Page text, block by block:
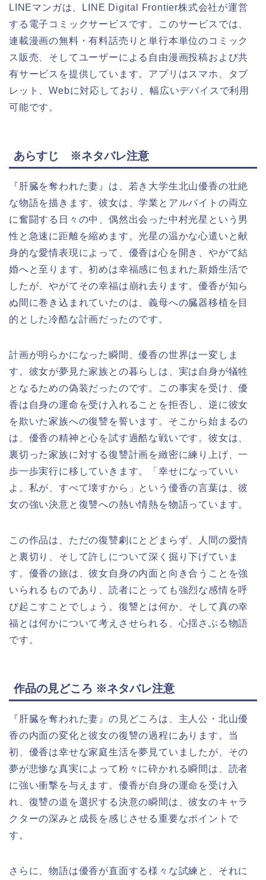
LINEマンガは、LINE Digital Frontier株式会社が運営
する電子コミックサービスです。このサービスでは、
連載漫画の無料・有料話売りと単行本単位のコミック
ス販売、そしてユーザーによる自由漫画投稿および共
有サービスを提供しています。アプリはスマホ、タブ
レット、Webに対応しており、幅広いデバイスで利用
可能です​​。
あらすじ ※ネタバレ注意
『肝臓を奪われた妻』は、若き大学生北山優香の壮絶
な物語を描きます。彼女は、学業とアルバイトの両立
に奮闘する日々の中、偶然出会った中村光星という男
性と急速に距離を縮めます。光星の温かな心遣いと献
身的な愛情表現によって、優香は心を開き、やがて結
婚へと至ります。初めは幸福感に包まれた新婚生活で
したが、やがてその幸福は崩れ去ります。優香が知ら
ぬ間に巻き込まれていたのは、義母への臓器移植を目
的とした冷酷な計画だったのです。
計画が明らかになった瞬間、優香の世界は一変しま
す。彼女が夢見た家族との暮らしは、実は自身が犠牲
となるための偽装だったのです。この事実を受け、優
香は自身の運命を受け入れることを拒否し、逆に彼女
を欺いた家族への復讐を誓います。そこから始まるの
は、優香の精神と心を試す過酷な戦いです。彼女は、
裏切った家族に対する復讐計画を緻密に練り上げ、一
歩一歩実行に移していきます。「幸せになっていい
よ。私が、すべて壊すから」という優香の言葉は、彼
女の強い決意と復讐への熱い情熱を物語っています。
この作品は、ただの復讐劇にとどまらず、人間の愛情
と裏切り、そして許しについて深く掘り下げていま
す。優香の旅は、彼女自身の内面と向き合うことを強
いられるものであり、読者にとっても強烈な感情を呼
び起こすことでしょう。復讐とは何か、そして真の幸
福とは何かについて考えさせられる、心揺さぶる物語
です。
作品の見どころ ※ネタバレ注意
『肝臓を奪われた妻』の見どころは、主人公・北山優
香の内面の変化と彼女の復讐の過程にあります。当
初、優香は幸せな家庭生活を夢見ていましたが、その
夢が悲惨な真実によって粉々に砕かれる瞬間は、読者
に強い衝撃を与えます。優香が自身の運命を受け入
れ、復讐の道を選択する決意の瞬間は、彼女のキャラ
クターの深みと成長を感じさせる重要なポイントで
す。
さらに、物語は優香が直面する様々な試練と、それに